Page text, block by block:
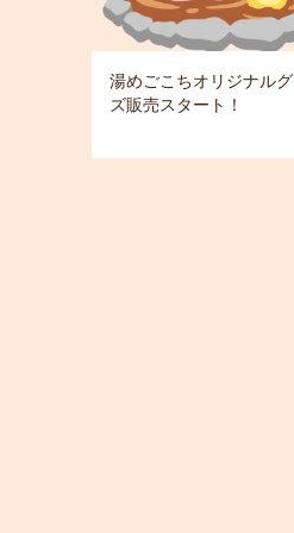
湯めごこちオリジナル
ズ販売スタート！